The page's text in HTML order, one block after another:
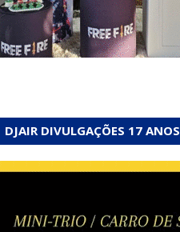
DJAIR DIVULGAÇÕES 17 ANOS